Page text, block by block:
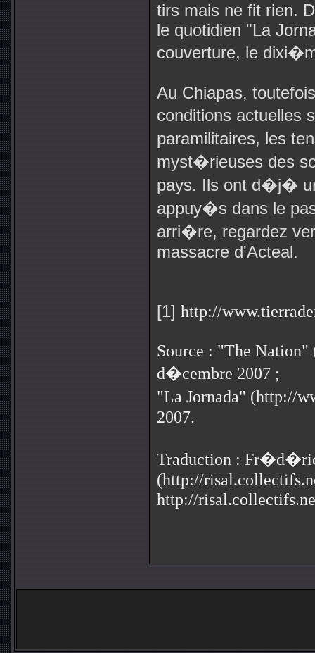
tirs mais ne fit rien.
le quotidien "La
couverture, le
Au Chiapas,
conditions actuelles
paramilitaires, les
myst�rieuses des
pays. Ils ont d�j�
appuy�s dans le
arri�re, regardez
massacre d'Acteal.
[1] http://
Source : "The Nation"
d�cembre 2007 ;
"La Jornada" (http://
2007.
Traduction :
(http://
http://